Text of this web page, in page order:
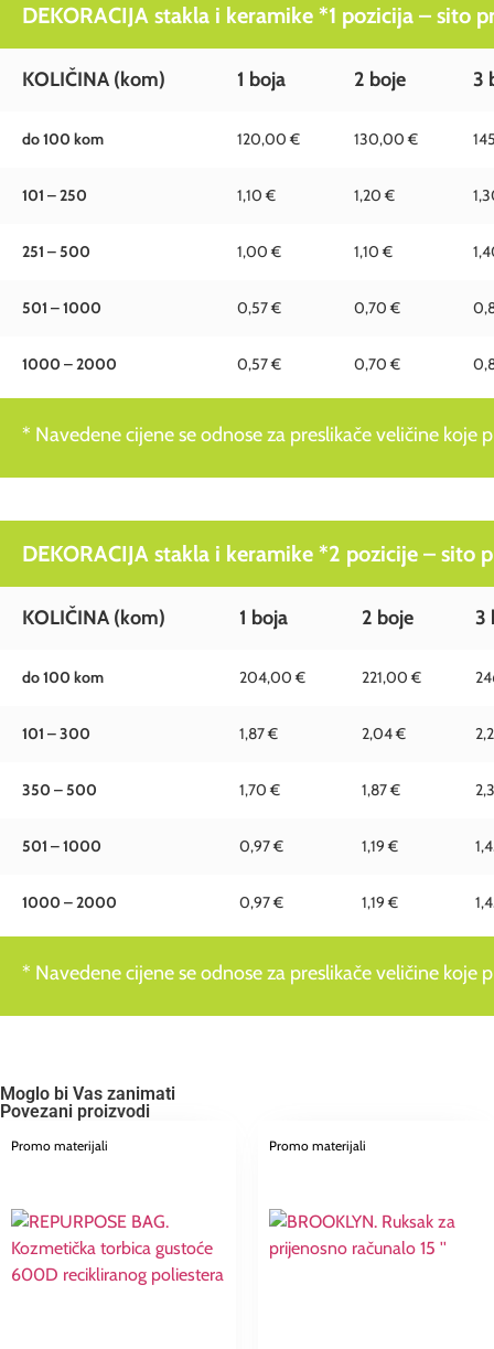
DEKORACIJA stakla i keramike *1 pozicija – sito
KOLIČINA (kom) 1 boja 2 boje 3
do 100 kom 120,00 € 130,00 €
101 – 250 1,10 € 1,20 €
251 – 500 1,00 € 1,10 €
501 – 1000 0,57 € 0,70 €
1000 – 2000 0,57 € 0,70 €
* Navedene cijene se odnose za preslikače veličine koje
DEKORACIJA stakla i keramike *2 pozicije – sito
KOLIČINA (kom) 1 boja 2 boje 3
do 100 kom 204,00 € 221,00 €
101 – 300 1,87 € 2,04 €
350 – 500 1,70 € 1,87 €
501 – 1000 0,97 € 1,19 €
1000 – 2000 0,97 € 1,19 €
* Navedene cijene se odnose za preslikače veličine koje
Moglo bi Vas zanimati
Povezani proizvodi
Promo materijali Promo materijali